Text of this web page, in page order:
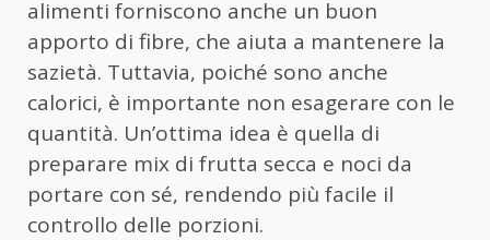
alimenti forniscono anche un buon
apporto di fibre, che aiuta a mantenere la
sazietà. Tuttavia, poiché sono anche
calorici, è importante non esagerare con le
quantità. Un’ottima idea è quella di
preparare mix di frutta secca e noci da
portare con sé, rendendo più facile il
controllo delle porzioni.